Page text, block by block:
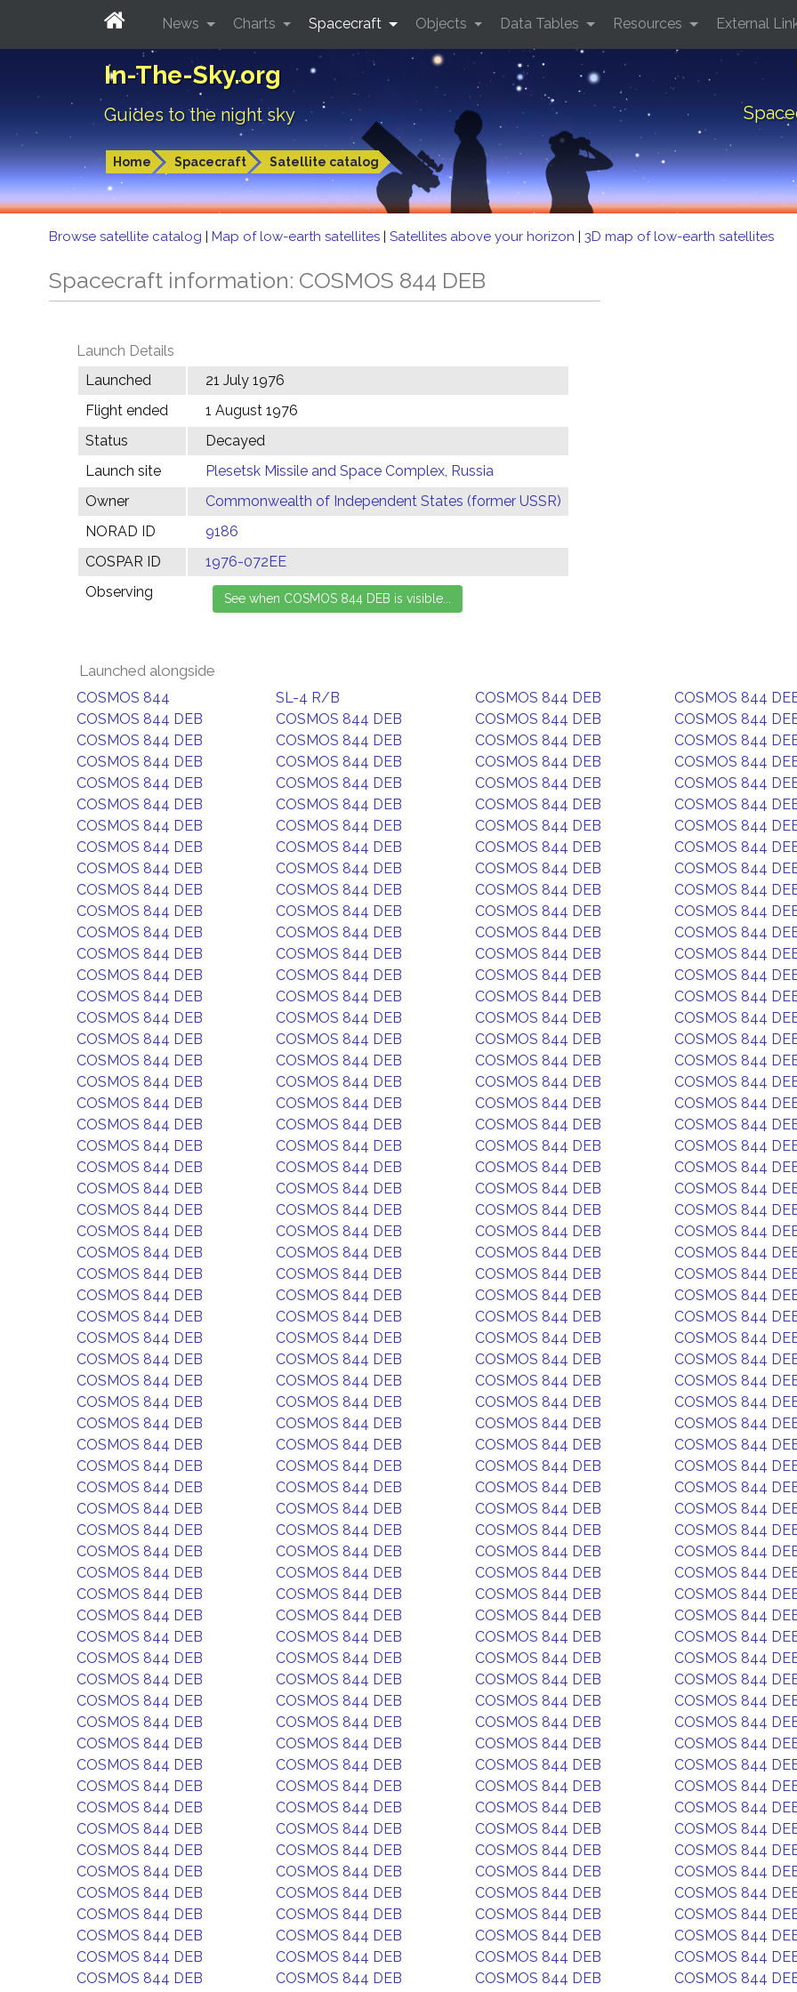
In-The-Sky.org
Guides to the night sky
Home Spacecraft Satellite catalog
News Charts Spacecraft Objects Data Tables Resources External
Browse satellite catalog | Map of low-earth satellites | Satellites above your horizon | 3D map of low-earth satellites
Spacecraft information: COSMOS 844 DEB
Launch Details
Launched
21 July 1976
Flight ended
1 August 1976
Status
Decayed
Launch site
Plesetsk Missile and Space Complex, Russia
Owner
Commonwealth of Independent States (former USSR)
NORAD ID
9186
COSPAR ID
1976-072EE
Observing
Launched alongside
COSMOS 844 SL-4 R/B COSMOS 844 DEB
COSMOS 844
COSMOS 844 DEB
COSMOS 844 DEB COSMOS 844 DEB
COSMOS 844
COSMOS 844 DEB
COSMOS 844 DEB COSMOS 844 DEB
COSMOS 844
COSMOS 844 DEB
COSMOS 844 DEB COSMOS 844 DEB
COSMOS 844
COSMOS 844 DEB
COSMOS 844 DEB COSMOS 844 DEB
COSMOS 844
COSMOS 844 DEB
COSMOS 844 DEB COSMOS 844 DEB
COSMOS 844
COSMOS 844 DEB
COSMOS 844 DEB COSMOS 844 DEB
COSMOS 844
COSMOS 844 DEB
COSMOS 844 DEB COSMOS 844 DEB
COSMOS 844
COSMOS 844 DEB
COSMOS 844 DEB COSMOS 844 DEB
COSMOS 844
COSMOS 844 DEB
COSMOS 844 DEB COSMOS 844 DEB
COSMOS 844
COSMOS 844 DEB
COSMOS 844 DEB COSMOS 844 DEB
COSMOS 844
COSMOS 844 DEB
COSMOS 844 DEB COSMOS 844 DEB
COSMOS 844
COSMOS 844 DEB
COSMOS 844 DEB COSMOS 844 DEB
COSMOS 844
COSMOS 844 DEB
COSMOS 844 DEB COSMOS 844 DEB
COSMOS 844
COSMOS 844 DEB
COSMOS 844 DEB COSMOS 844 DEB
COSMOS 844
COSMOS 844 DEB
COSMOS 844 DEB COSMOS 844 DEB
COSMOS 844
COSMOS 844 DEB
COSMOS 844 DEB COSMOS 844 DEB
COSMOS 844
COSMOS 844 DEB
COSMOS 844 DEB COSMOS 844 DEB
COSMOS 844
COSMOS 844 DEB
COSMOS 844 DEB COSMOS 844 DEB
COSMOS 844
COSMOS 844 DEB
COSMOS 844 DEB COSMOS 844 DEB
COSMOS 844
COSMOS 844 DEB
COSMOS 844 DEB COSMOS 844 DEB
COSMOS 844
COSMOS 844 DEB
COSMOS 844 DEB COSMOS 844 DEB
COSMOS 844
COSMOS 844 DEB
COSMOS 844 DEB COSMOS 844 DEB
COSMOS 844
COSMOS 844 DEB
COSMOS 844 DEB COSMOS 844 DEB
COSMOS 844
COSMOS 844 DEB
COSMOS 844 DEB COSMOS 844 DEB
COSMOS 844
COSMOS 844 DEB
COSMOS 844 DEB COSMOS 844 DEB
COSMOS 844
COSMOS 844 DEB
COSMOS 844 DEB COSMOS 844 DEB
COSMOS 844
COSMOS 844 DEB
COSMOS 844 DEB COSMOS 844 DEB
COSMOS 844
COSMOS 844 DEB
COSMOS 844 DEB COSMOS 844 DEB
COSMOS 844
COSMOS 844 DEB
COSMOS 844 DEB COSMOS 844 DEB
COSMOS 844
COSMOS 844 DEB
COSMOS 844 DEB COSMOS 844 DEB
COSMOS 844
COSMOS 844 DEB
COSMOS 844 DEB COSMOS 844 DEB
COSMOS 844
COSMOS 844 DEB
COSMOS 844 DEB COSMOS 844 DEB
COSMOS 844
COSMOS 844 DEB
COSMOS 844 DEB COSMOS 844 DEB
COSMOS 844
COSMOS 844 DEB
COSMOS 844 DEB COSMOS 844 DEB
COSMOS 844
COSMOS 844 DEB
COSMOS 844 DEB COSMOS 844 DEB
COSMOS 844
COSMOS 844 DEB
COSMOS 844 DEB COSMOS 844 DEB
COSMOS 844
COSMOS 844 DEB
COSMOS 844 DEB COSMOS 844 DEB
COSMOS 844
COSMOS 844 DEB
COSMOS 844 DEB COSMOS 844 DEB
COSMOS 844
COSMOS 844 DEB
COSMOS 844 DEB COSMOS 844 DEB
COSMOS 844
COSMOS 844 DEB
COSMOS 844 DEB COSMOS 844 DEB
COSMOS 844
COSMOS 844 DEB
COSMOS 844 DEB COSMOS 844 DEB
COSMOS 844
COSMOS 844 DEB
COSMOS 844 DEB COSMOS 844 DEB
COSMOS 844
COSMOS 844 DEB
COSMOS 844 DEB COSMOS 844 DEB
COSMOS 844
COSMOS 844 DEB
COSMOS 844 DEB COSMOS 844 DEB
COSMOS 844
COSMOS 844 DEB
COSMOS 844 DEB COSMOS 844 DEB
COSMOS 844
COSMOS 844 DEB
COSMOS 844 DEB COSMOS 844 DEB
COSMOS 844
COSMOS 844 DEB
COSMOS 844 DEB COSMOS 844 DEB
COSMOS 844
COSMOS 844 DEB
COSMOS 844 DEB COSMOS 844 DEB
COSMOS 844
COSMOS 844 DEB
COSMOS 844 DEB COSMOS 844 DEB
COSMOS 844
COSMOS 844 DEB
COSMOS 844 DEB COSMOS 844 DEB
COSMOS 844
COSMOS 844 DEB
COSMOS 844 DEB COSMOS 844 DEB
COSMOS 844
COSMOS 844 DEB
COSMOS 844 DEB COSMOS 844 DEB
COSMOS 844
COSMOS 844 DEB
COSMOS 844 DEB COSMOS 844 DEB
COSMOS 844
COSMOS 844 DEB
COSMOS 844 DEB COSMOS 844 DEB
COSMOS 844
COSMOS 844 DEB
COSMOS 844 DEB COSMOS 844 DEB
COSMOS 844
COSMOS 844 DEB
COSMOS 844 DEB COSMOS 844 DEB
COSMOS 844
COSMOS 844 DEB
COSMOS 844 DEB COSMOS 844 DEB
COSMOS 844
COSMOS 844 DEB
COSMOS 844 DEB COSMOS 844 DEB
COSMOS 844
COSMOS 844 DEB
COSMOS 844 DEB COSMOS 844 DEB
COSMOS 844
COSMOS 844 DEB
COSMOS 844 DEB COSMOS 844 DEB
COSMOS 844